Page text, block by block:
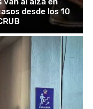
desde los 10